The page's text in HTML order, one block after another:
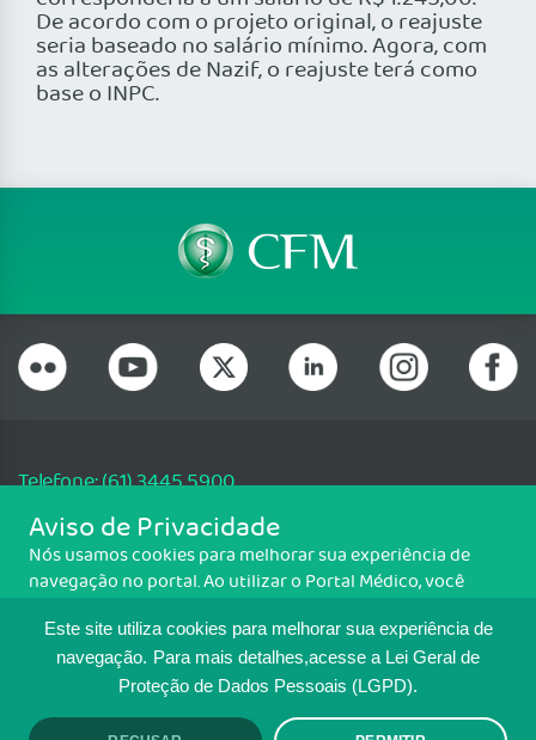
Este site utiliza cookies para melhorar sua experiência de
navegação. Para mais detalhes,acesse a Lei Geral de
Proteção de Dados Pessoais (LGPD).
De acordo com o projeto original, o reajuste
seria baseado no salário mínimo. Agora, com
as alterações de Nazif, o reajuste terá como
base o INPC.
Telefone: (61) 3445 5900
Email: cfm@portalmedico.org.br
SGAS 616, Conjunto D, Lote 115, L2 Sul, Brasília/DF - CEP: 70200-760 -
CNPJ: 33.583.550/0001-30
MAPA DO SITE
TRANSPARÊNCIA E PRESTAÇÃO DE
Aviso de Privacidade
Nós usamos cookies para melhorar sua experiência de
navegação no portal. Ao utilizar o Portal Médico, você
Para ter mais informações sobre como isso é feito, acesse
Política de cookies. Se você concorda, clique em ACEITO.